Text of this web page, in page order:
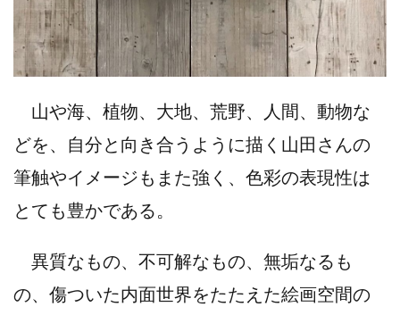
山や海、植物、大地、荒野、人間、動物な
どを、自分と向き合うように描く山田さんの
筆触やイメージもまた強く、色彩の表現性は
とても豊かである。
異質なもの、不可解なもの、無垢なるも
の、傷ついた内面世界をたたえた絵画空間の